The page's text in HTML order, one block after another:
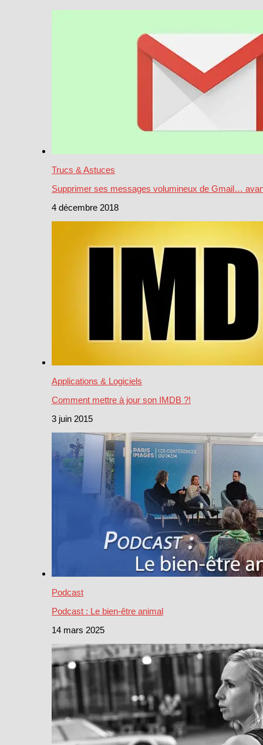
Trucs & Astuces
Supprimer ses messages volumineux de Gmail…
4 décembre 2018
Applications & Logiciels
Comment mettre à jour son IMDB ?!
3 juin 2015
Podcast
Podcast : Le bien-être animal
14 mars 2025